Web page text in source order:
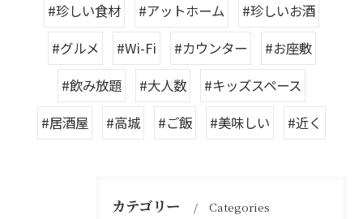
#珍しい食材 #アットホーム
#珍しいお酒
#グルメ
#Wi-Fi #カウンター
#お座敷
#飲み放題
#大人数
#キッズスペース
#居酒屋
#高城 #ご飯 #美味しい #近く
カテゴリー Categories